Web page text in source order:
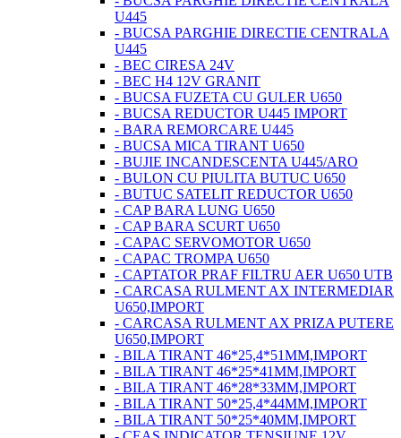
U445
- BUCSA PARGHIE DIRECTIE CENTRALA
U445
- BEC CIRESA 24V
- BEC H4 12V GRANIT
- BUCSA FUZETA CU GULER U650
- BUCSA REDUCTOR U445 IMPORT
- BARA REMORCARE U445
- BUCSA MICA TIRANT U650
- BUJIE INCANDESCENTA U445/ARO
- BULON CU PIULITA BUTUC U650
- BUTUC SATELIT REDUCTOR U650
- CAP BARA LUNG U650
- CAP BARA SCURT U650
- CAPAC SERVOMOTOR U650
- CAPAC TROMPA U650
- CAPTATOR PRAF FILTRU AER U650 UTB
- CARCASA RULMENT AX INTERMEDIAR
U650,IMPORT
- CARCASA RULMENT AX PRIZA PUTERE
U650,IMPORT
- BILA TIRANT 46*25,4*51MM,IMPORT
- BILA TIRANT 46*25*41MM,IMPORT
- BILA TIRANT 46*28*33MM,IMPORT
- BILA TIRANT 50*25,4*44MM,IMPORT
- BILA TIRANT 50*25*40MM,IMPORT